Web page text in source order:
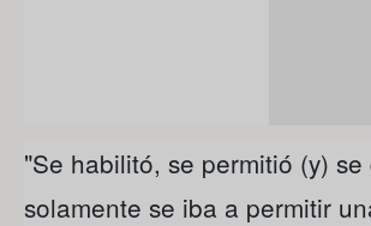
"Se habilitó, se permitió (y)
solamente se iba a permitir